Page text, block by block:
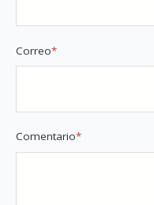
Correo*
Comentario*